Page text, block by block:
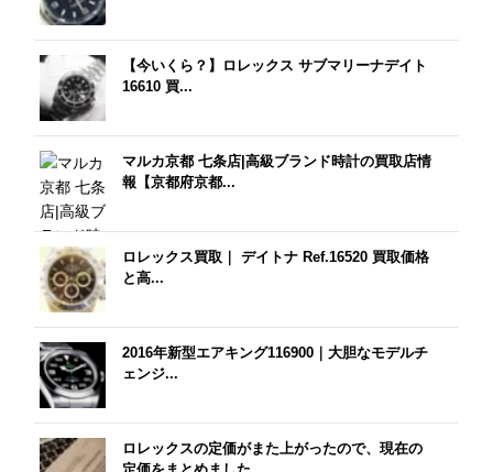
【今いくら？】ロレックス サブマリーナデイト
16610 買...
マルカ京都 七条店|高級ブランド時計の買取店情
報【京都府京都...
ロレックス買取｜ デイトナ Ref.16520 買取価格
と高...
2016年新型エアキング116900｜大胆なモデルチ
ェンジ...
ロレックスの定価がまた上がったので、現在の